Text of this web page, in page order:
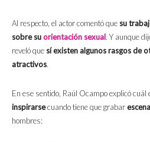
Al respecto, el actor comentó que su
sobre suorientación sexual. Y aunque
reveló que sí existen algunos rasgos de
atractivos.
En ese sentido, Raúl Ocampo explicó cuál
inspirarsecuando tiene que grabar
hombres: